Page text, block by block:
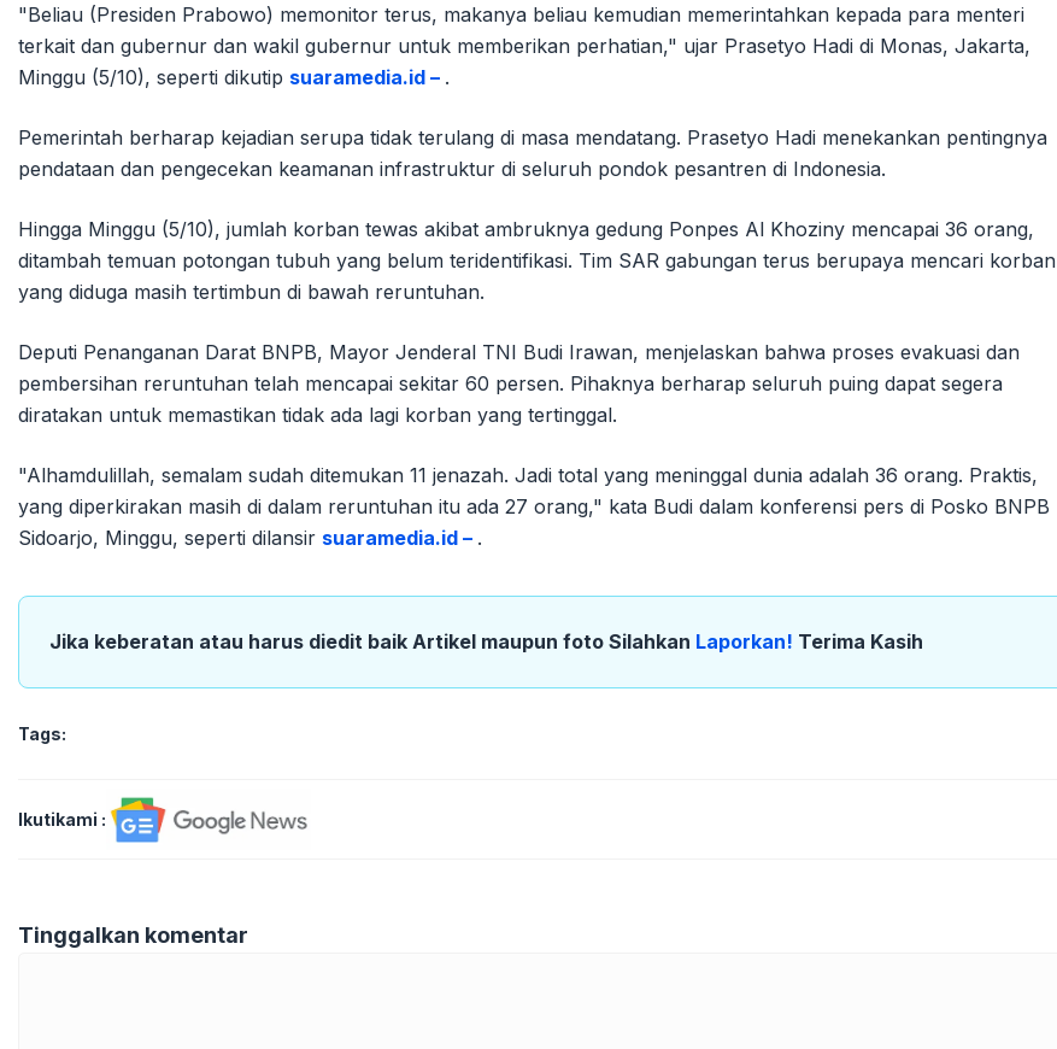
"Beliau (Presiden Prabowo) memonitor terus, makanya beliau kemudian memerintahkan kepada para menteri
terkait dan gubernur dan wakil gubernur untuk memberikan perhatian," ujar Prasetyo Hadi di Monas, Jakarta,
Minggu (5/10), seperti dikutip suaramedia.id – .
Pemerintah berharap kejadian serupa tidak terulang di masa mendatang. Prasetyo Hadi menekankan pentingnya
pendataan dan pengecekan keamanan infrastruktur di seluruh pondok pesantren di Indonesia.
Hingga Minggu (5/10), jumlah korban tewas akibat ambruknya gedung Ponpes Al Khoziny mencapai 36 orang,
ditambah temuan potongan tubuh yang belum teridentifikasi. Tim SAR gabungan terus berupaya mencari korban
yang diduga masih tertimbun di bawah reruntuhan.
Deputi Penanganan Darat BNPB, Mayor Jenderal TNI Budi Irawan, menjelaskan bahwa proses evakuasi dan
pembersihan reruntuhan telah mencapai sekitar 60 persen. Pihaknya berharap seluruh puing dapat segera
diratakan untuk memastikan tidak ada lagi korban yang tertinggal.
"Alhamdulillah, semalam sudah ditemukan 11 jenazah. Jadi total yang meninggal dunia adalah 36 orang. Praktis,
yang diperkirakan masih di dalam reruntuhan itu ada 27 orang," kata Budi dalam konferensi pers di Posko BNPB
Sidoarjo, Minggu, seperti dilansir suaramedia.id – .
Jika keberatan atau harus diedit baik Artikel maupun foto Silahkan Laporkan! Terima Kasih
Tags:
Ikutikami :
Tinggalkan komentar